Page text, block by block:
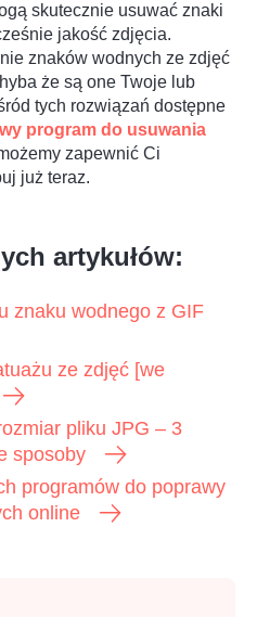
skutecznie usuwać znaki
jakość zdjęcia.
znaków wodnych ze zdjęć
że są one Twoje lub
tych rozwiązań dostępne
program do usuwania
zapewnić Ci
już teraz.
artykułów:
znaku wodnego z GIF
ze zdjęć [we
pliku JPG – 3
sposoby
programów do poprawy
online